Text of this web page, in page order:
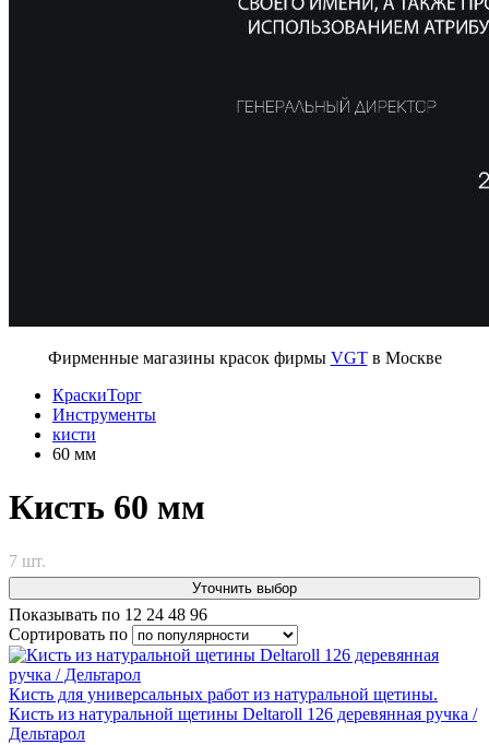
Фирменные магазины красок фирмы VGTв Москве
КраскиТорг
Инструменты
кисти
60 мм
Кисть 60 мм
7 шт.
Уточнить выбор
Показывать по 12 24 48 96
Сортировать по
Кисть для универсальных работ из натуральной щетины.
Кисть из натуральной щетины Deltaroll 126 деревянная ручка /
Дельтарол